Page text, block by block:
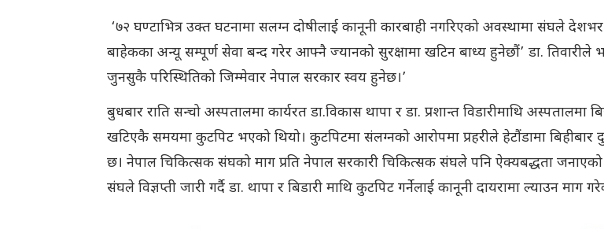
‘७२ घण्टाभित्र उक्त घटनामा सलग्न दोषीलाई कानूनी कारबाही नगरिएको अवस्थामा संघले
बाहेकका अन्यू सम्पूर्ण सेवा बन्द गरेर आफ्नै ज्यानको सुरक्षामा खटिन बाध्य हुनेछौं’ डा. तिवारीले
जुनसुकै परिस्थितिको जिम्मेवार नेपाल सरकार स्वय हुनेछ।’
बुधबार राति सन्चो अस्पतालमा कार्यरत डा.विकास थापा र डा. प्रशान्त विडारीमाथि अस्पतालमा
खटिएकै समयमा कुटपिट भएको थियो। कुटपिटमा संलग्नको आरोपमा प्रहरीले हेटौंडामा बिहीबार
छ। नेपाल चिकित्सक संघको माग प्रति नेपाल सरकारी चिकित्सक संघले पनि ऐक्यबद्धता
संघले विज्ञप्ती जारी गर्दै डा. थापा र बिडारी माथि कुटपिट गर्नेलाई कानूनी दायरामा ल्याउन माग